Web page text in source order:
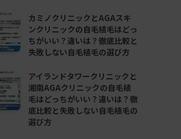
カミノクリニックとAGAスキ
ンクリニックの自毛植毛はどっ
ちがいい？違いは？徹底比較と
失敗しない自毛植毛の選び方
アイランドタワークリニックと
湘南AGAクリニックの自毛植
毛はどっちがいい？違いは？徹
底比較と失敗しない自毛植毛の
選び方